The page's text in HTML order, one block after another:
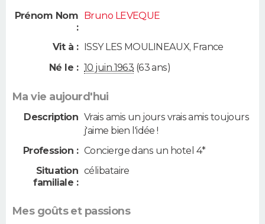
Prénom Nom
:
Bruno LEVEQUE
Vit à : ISSY LES MOULINEAUX, France
Né le : 10 juin 1963 (63 ans)
Ma vie aujourd'hui
Description Vrais amis un jours vrais amis toujours
j'aime bien l'idée !
Profession : Concierge dans un hotel 4*
Situation
familiale :
célibataire
Mes goûts et passions